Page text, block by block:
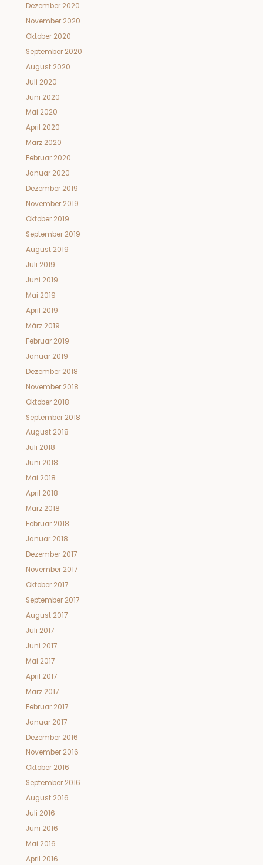
Dezember 2020
November 2020
Oktober 2020
September 2020
August 2020
Juli 2020
Juni 2020
Mai 2020
April 2020
März 2020
Februar 2020
Januar 2020
Dezember 2019
November 2019
Oktober 2019
September 2019
August 2019
Juli 2019
Juni 2019
Mai 2019
April 2019
März 2019
Februar 2019
Januar 2019
Dezember 2018
November 2018
Oktober 2018
September 2018
August 2018
Juli 2018
Juni 2018
Mai 2018
April 2018
März 2018
Februar 2018
Januar 2018
Dezember 2017
November 2017
Oktober 2017
September 2017
August 2017
Juli 2017
Juni 2017
Mai 2017
April 2017
März 2017
Februar 2017
Januar 2017
Dezember 2016
November 2016
Oktober 2016
September 2016
August 2016
Juli 2016
Juni 2016
Mai 2016
April 2016